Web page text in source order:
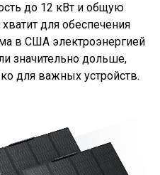
до 12 кВт и общую
для обеспечения
в США электроэнергией
значительно дольше,
для важных устройств.